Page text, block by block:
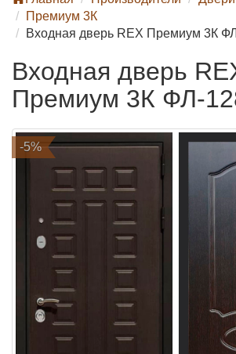
Премиум 3К
Входная дверь REX Премиум 3К
Входная дверь
Премиум 3К ФЛ-
-5%